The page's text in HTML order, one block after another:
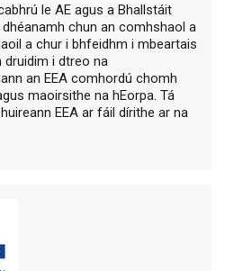
le AE agus a Bhallstáit
chun an comhshaol a
a chur i bhfeidhm i mbeartais
druidim i dtreo na
an EEA comhordú chomh
maoirsithe na hEorpa. Tá
EEA ar fáil dírithe ar na